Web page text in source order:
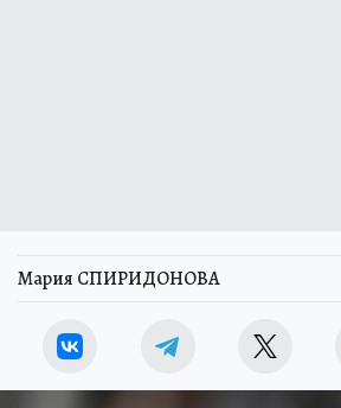
Мария СПИРИДОНОВА